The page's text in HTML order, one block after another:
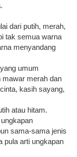
dari putih, merah,
tak semua warna
menyandang
umum
mawar merah dan
kasih sayang,
atau hitam.
sama-sama jenis
pula arti ungkapan